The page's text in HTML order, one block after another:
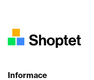
Informace